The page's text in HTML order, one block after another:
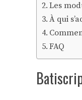
Les
À qui
FAQ